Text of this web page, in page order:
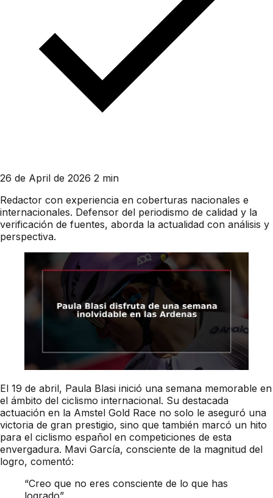
26 de April de 2026 2 min
Redactor con experiencia en coberturas nacionales e
internacionales. Defensor del periodismo de calidad y la
verificación de fuentes, aborda la actualidad con análisis y
perspectiva.
El 19 de abril, Paula Blasi inició una semana memorable en
el ámbito del ciclismo internacional. Su destacada
actuación en la Amstel Gold Race no solo le aseguró una
victoria de gran prestigio, sino que también marcó un hito
para el ciclismo español en competiciones de esta
envergadura. Mavi García, consciente de la magnitud del
logro, comentó:
“Creo que no eres consciente de lo que has
logrado”.